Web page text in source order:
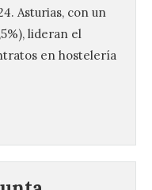
Asturias, con un
lideran el
en hostelería